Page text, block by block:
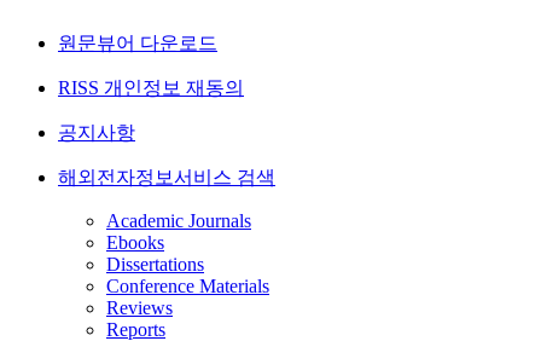
원문뷰어 다운로드
RISS 개인정보 재동의
공지사항
해외전자정보서비스 검색
Academic Journals
Ebooks
Dissertations
Conference Materials
Reviews
Reports